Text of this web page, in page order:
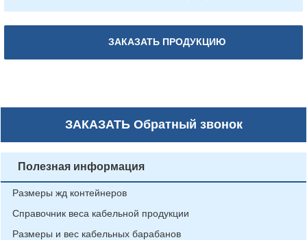
ЗАКАЗАТЬ ПРОДУКЦИЮ
ЗАКАЗАТЬОбратный звонок
Полезная информация
Размеры жд контейнеров
Справочник веса кабельной продукции
Размеры и вес кабельных барабанов